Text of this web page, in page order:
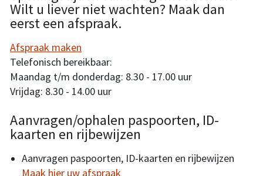
Wilt u liever niet wachten? Maak dan
eerst een afspraak.
Afspraak maken
Telefonisch bereikbaar:
Maandag t/m donderdag: 8.30 - 17.00 uur
Vrijdag: 8.30 - 14.00 uur
Aanvragen/ophalen paspoorten, ID-
kaarten en rijbewijzen
Aanvragen paspoorten, ID-kaarten en rijbewijzen
Maak hier uw afspraak